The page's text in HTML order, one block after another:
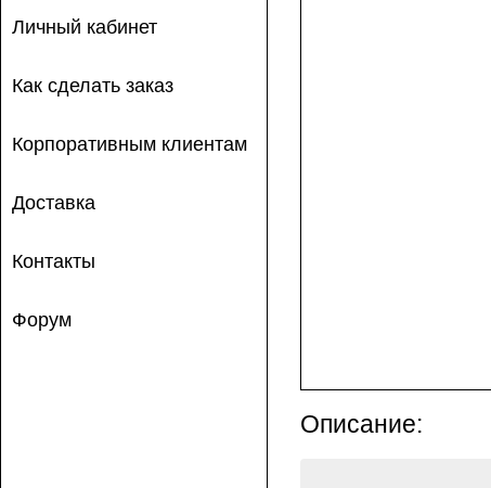
Личный кабинет
Как сделать заказ
Корпоративным клиентам
Доставка
Контакты
Форум
Описание: